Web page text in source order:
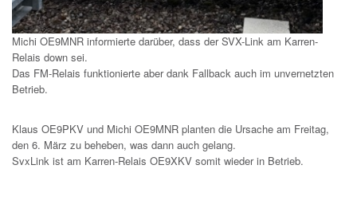
Michi OE9MNR informierte darüber, dass der SVX-Link am Karren-
Relais down sei.
Das FM-Relais funktionierte aber dank Fallback auch im unvernetzten
Betrieb.
Klaus OE9PKV und Michi OE9MNR planten die Ursache am Freitag,
den 6. März zu beheben, was dann auch gelang.
SvxLink ist am Karren-Relais OE9XKV somit wieder in Betrieb.